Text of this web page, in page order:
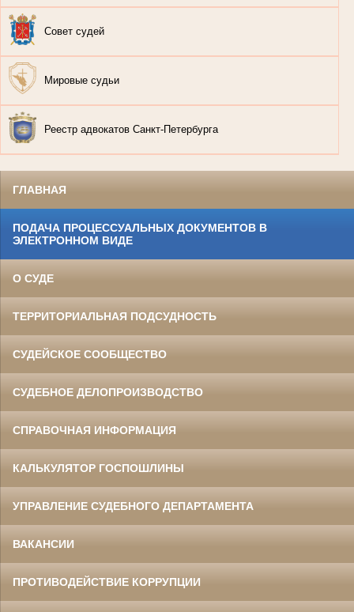
Совет судей
Мировые судьи
Реестр адвокатов Санкт-Петербурга
ГЛАВНАЯ
ПОДАЧА ПРОЦЕССУАЛЬНЫХ ДОКУМЕНТОВ В
ЭЛЕКТРОННОМ ВИДЕ
О СУДЕ
ТЕРРИТОРИАЛЬНАЯ ПОДСУДНОСТЬ
СУДЕЙСКОЕ СООБЩЕСТВО
СУДЕБНОЕ ДЕЛОПРОИЗВОДСТВО
СПРАВОЧНАЯ ИНФОРМАЦИЯ
КАЛЬКУЛЯТОР ГОСПОШЛИНЫ
УПРАВЛЕНИЕ СУДЕБНОГО ДЕПАРТАМЕНТА
ВАКАНСИИ
ПРОТИВОДЕЙСТВИЕ КОРРУПЦИИ